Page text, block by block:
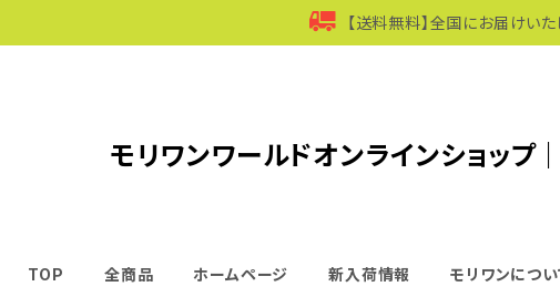
【送料無料】全国にお届けいた
モリワンワールドオンラインショップ
TOP 全商品 ホームページ 新入荷情報 モリワンについ